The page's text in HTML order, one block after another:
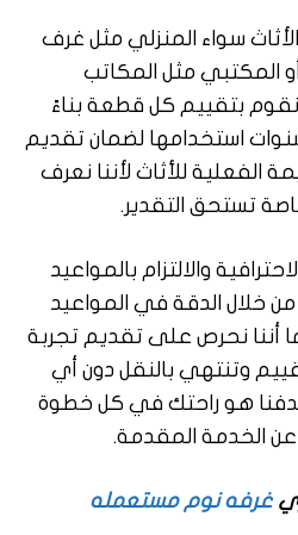
سواء المنزلي مثل غرف
أو المكتبي مثل المكاتب
نقوم بتقييم كل قطعة بناءً
استخدامها لضمان تقديم
للأثاث لأننا نعرف
تستحق التقدير.
والالتزام بالمواعيد
من خلال الدقة في المواعيد
أننا نحرص على تقديم تجربة
وتنتهي بالنقل دون أي
هو راحتك في كل خطوة
الخدمة المقدمة.
غرفه نوم مستعمله